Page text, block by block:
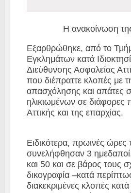
Η ανακοίνωση
Εξαρθρώθηκε, από το
Εγκλημάτων κατά
Διεύθυνσης Ασφαλείας
που διέπραττε κλοπές με
απασχόλησης και απάτες
ηλικιωμένων σε διάφορες
Αττικής και της επαρχίας.
Ειδικότερα, πρωινές
συνελήφθησαν 3
και 50 και σε βάρος τους
δικογραφία –κατά
διακεκριμένες κλοπές